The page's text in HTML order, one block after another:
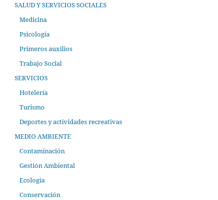
SALUD Y SERVICIOS SOCIALES
Medicina
Psicología
Primeros auxilios
Trabajo Social
SERVICIOS
Hotelería
Turismo
Deportes y actividades recreativas
MEDIO AMBIENTE
Contaminación
Gestión Ambiental
Ecología
Conservación